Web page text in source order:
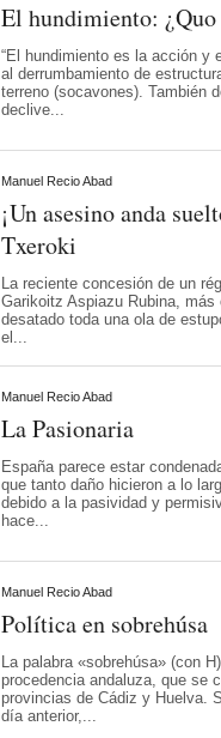
El hundimiento: ¿Quo
“El hundimiento es la acción y
al derrumbamiento de
terreno (socavones). También
declive...
Manuel Recio Abad
¡Un asesino anda
Txeroki
La reciente concesión de un
Garikoitz Aspiazu Rubina, más
desatado toda una ola de
el...
Manuel Recio Abad
La Pasionaria
España parece estar
que tanto daño hicieron a lo
debido a la pasividad y
hace...
Manuel Recio Abad
Política en sobrehúsa
La palabra «sobrehúsa» (con
procedencia andaluza, que se
provincias de Cádiz y Huelva.
día anterior,...